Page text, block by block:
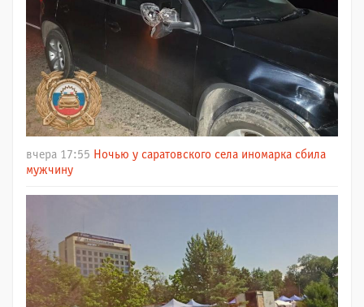
вчера 17:55 Ночью у саратовского села иномарка сбила
мужчину